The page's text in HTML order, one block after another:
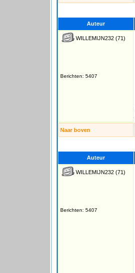
Auteur
WILLEMIJN232 (71)
Berichten: 5407
Naar boven
Auteur
WILLEMIJN232 (71)
Berichten: 5407